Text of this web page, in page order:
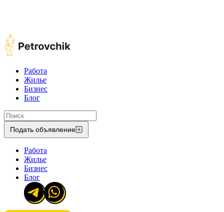
Работа
Жилье
Бизнес
Блог
Подать объявление
Работа
Жилье
Бизнес
Блог